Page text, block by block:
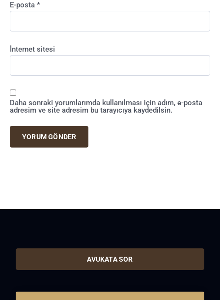
E-posta *
İnternet sitesi
Daha sonraki yorumlarımda kullanılması için adım, e-posta
adresim ve site adresim bu tarayıcıya kaydedilsin.
AVUKATA SOR